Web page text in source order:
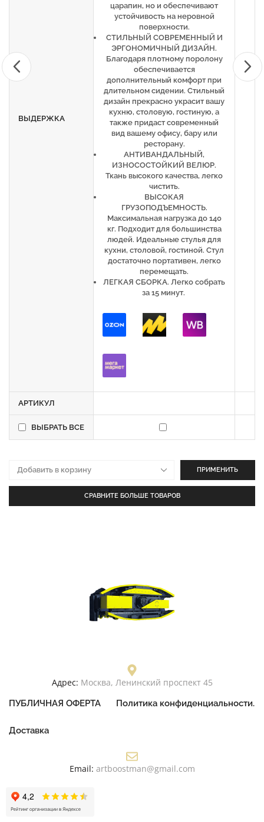
ВЫДЕРЖКА
царапин, но и обеспечивают
устойчивость на неровной
поверхности.
СТИЛЬНЫЙ СОВРЕМЕННЫЙ И
ЭРГОНОМИЧНЫЙ ДИЗАЙН.
Благодаря плотному поролону
обеспечивается
дополнительный комфорт при
длительном сидении. Стильный
дизайн прекрасно украсит вашу
кухню, столовую, гостиную, а
также придаст современный
вид вашему офису, бару или
ресторану.
АНТИВАНДАЛЬНЫЙ,
ИЗНОСОСТОЙКИЙ ВЕЛЮР.
Ткань высокого качества, легко
чистить.
ВЫСОКАЯ
ГРУЗОПОДЪЕМНОСТЬ.
Максимальная нагрузка до 140
кг. Подходит для большинства
людей. Идеальные стулья для
кухни, столовой, гостиной. Стул
достаточно портативен, легко
перемещать.
ЛЕГКАЯ СБОРКА. Легко собрать
за 15 минут.
АРТИКУЛ
ВЫБРАТЬ ВСЕ
ПРИМЕНИТЬ
СРАВНИТЕ БОЛЬШЕ ТОВАРОВ
Адрес: Москва, Ленинский проспект 45
ПУБЛИЧНАЯ ОФЕРТА Политика конфиденциальности.
Доставка
Email: artboostman@gmail.com